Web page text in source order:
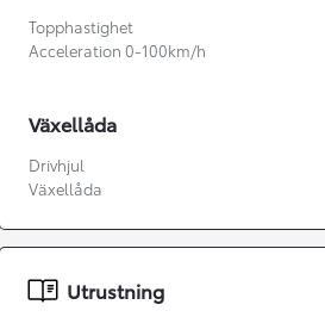
Topphastighet
Acceleration 0-100km/h
Växellåda
Drivhjul
Växellåda
Utrustning